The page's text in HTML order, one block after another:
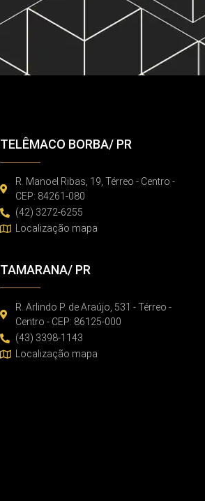
TELÊMACO BORBA/ PR
R. Manoel Ribas, 19, Térreo - Centro -
CEP: 84261-080
(42) 3272-6255
Localização mapa
TAMARANA/ PR
R. Arlindo P. de Araújo, 531 - Térreo -
Centro - CEP: 86125-000
(43) 3398-1143
Localização mapa